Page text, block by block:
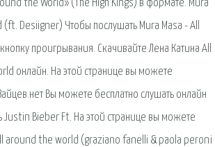
the World» (The High Kings) в формате. Mura
Desiigner) Чтобы послушать Mura Masa - All
проигрывания. Скачивайте Лена Катина All
онлайн. На этой странице вы можете
Вы можете бесплатно слушать онлайн
Bieber Ft. На этой странице вы можете
around the world (graziano fanelli & paola peroni